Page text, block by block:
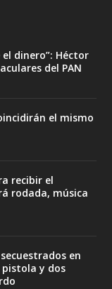
dinero”: Héctor
del PAN
el mismo
recibir el
rodada, música
en
y dos